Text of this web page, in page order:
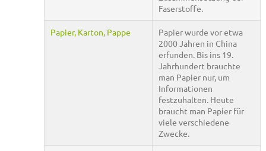
Faserstoffe.
Papier, Karton, Pappe
Papier wurde vor etwa
2000 Jahren in China
erfunden. Bis ins 19.
Jahrhundert brauchte
man Papier nur, um
Informationen
festzuhalten. Heute
braucht man Papier für
viele verschiedene
Zwecke.